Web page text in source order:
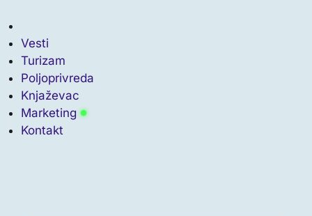
на
садржај
Vesti
Turizam
Poljoprivreda
Knjaževac
Marketing
Kontakt